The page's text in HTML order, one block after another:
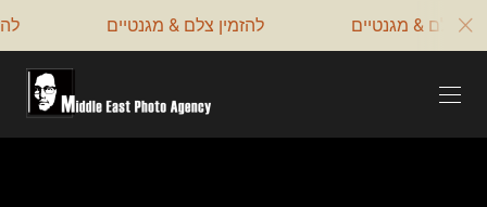
‏‏להזמין צלם & מגנטיים ‏‏להזמין צלם & מגנטיים